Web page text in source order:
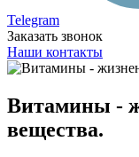
Telegram
Заказать звонок
Наши контакты
Витамины -
вещества.